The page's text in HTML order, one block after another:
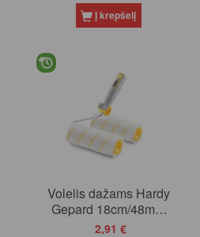
Į krepšelį
Volelis dažams Hardy
Gepard 18cm/48mm
(0110-154818)
2,91 €